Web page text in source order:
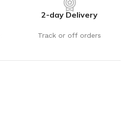
2-day Delivery
Track or off orders